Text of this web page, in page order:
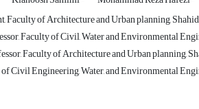
Faculty of Architecture and Urban planning,
Faculty of Civil, Water and Environmental
Faculty of Architecture and Urban planning,
Civil Engineering, Water, and Environmental